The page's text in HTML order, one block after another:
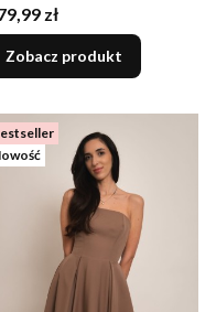
zł
Zobacz produkt